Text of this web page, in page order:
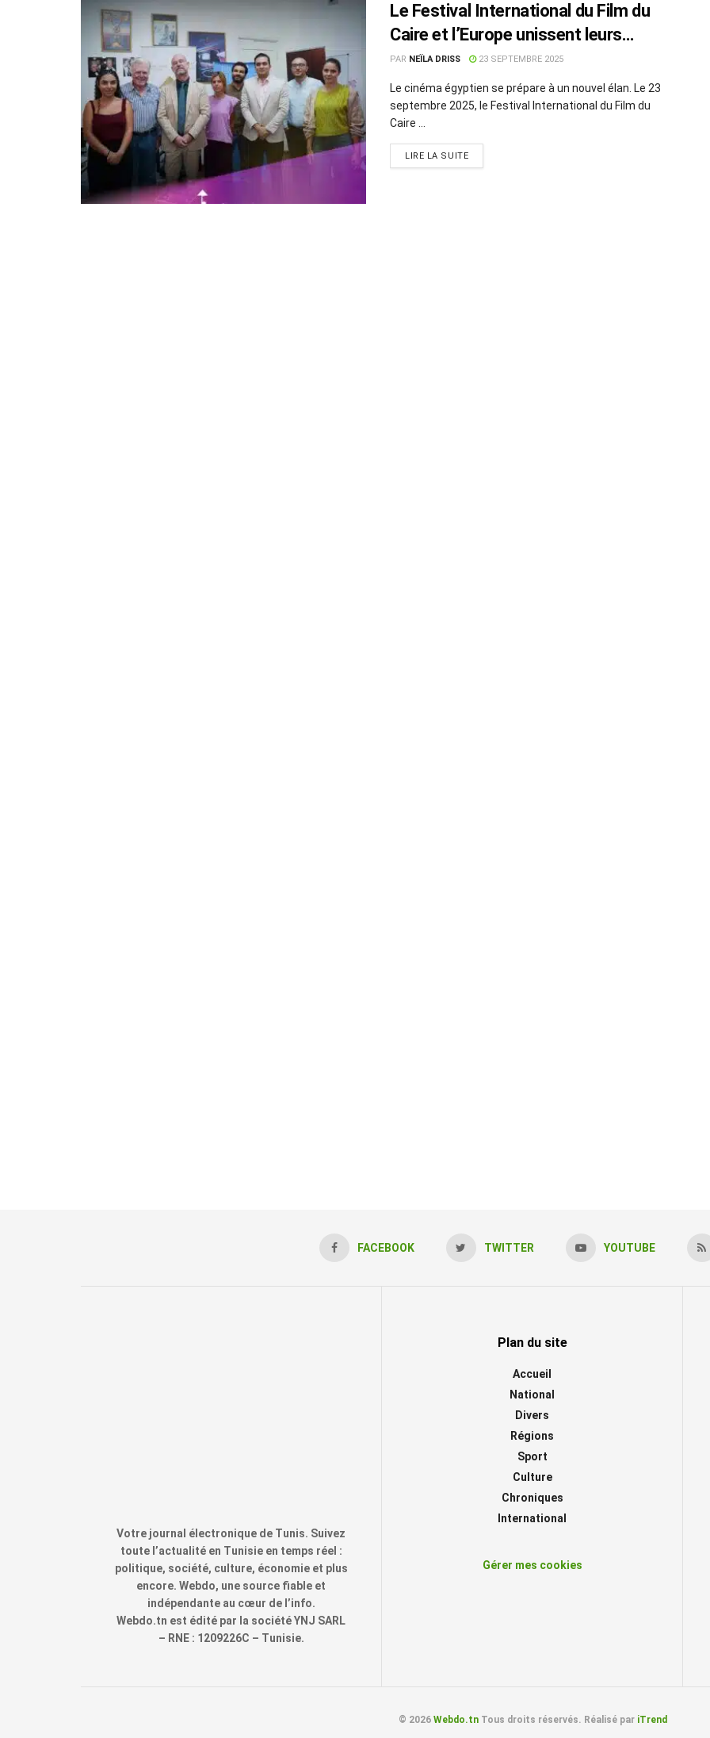
Le Festival International du Film du
Caire et l’Europe unissent leurs
forces pour révéler les jeunes talents
égyptiens
PAR NEÏLA DRISS 23 SEPTEMBRE 2025
Le cinéma égyptien se prépare à un nouvel élan. Le 23
septembre 2025, le Festival International du Film du
Caire ...
LIRE LA SUITE
FACEBOOK TWITTER YOUTUBE
Votre journal électronique de Tunis. Suivez
toute l’actualité en Tunisie en temps réel :
politique, société, culture, économie et plus
encore. Webdo, une source fiable et
indépendante au cœur de l’info.
Webdo.tn est édité par la société YNJ SARL
– RNE : 1209226C – Tunisie.
Plan du site
Accueil
National
Divers
Régions
Sport
Culture
Chroniques
International
Gérer mes cookies
© 2026 Webdo.tnTous droits réservés. Réalisé par iTrend